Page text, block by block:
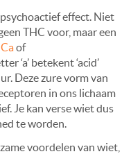
effect. Niet
THC voor, maar een
of
‘a’ betekent ‘acid’
Deze zure vorm van
in ons lichaam
Je kan verse wiet dus
te worden.
voordelen van wiet,